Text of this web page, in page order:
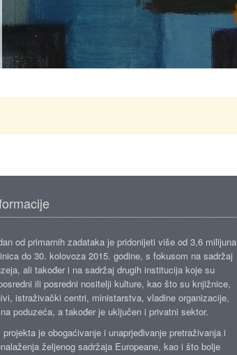
od primarnih zadataka je pridonijeti više od 3,6 milijuna
do 30. kolovoza 2015. godine, s fokusom na sadržaj
ali također i na sadržaj drugih institucija koje su
ili posredni nositelji kulture, kao što su knjižnice,
istraživački centri, ministarstva, vladine organizacije,
poduzeća, a također je uključen i privatni sektor.
projekta je obogaćivanje i unaprjeđivanje pretraživanja i
željenog sadržaja Europeane, kao i što bolje